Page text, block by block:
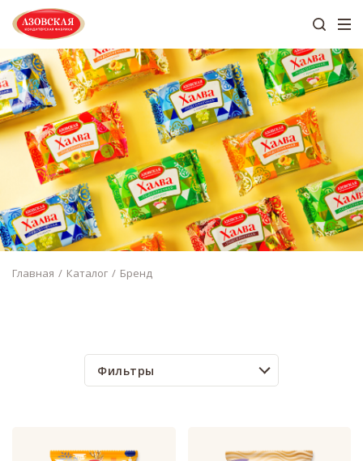
Главная Каталог Бренд
Фильтры